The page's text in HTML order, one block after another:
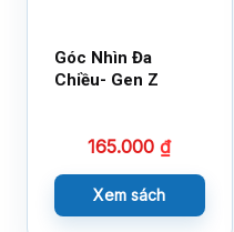
Góc Nhìn Đa
Chiều- Gen Z
165.000₫
Xem sách